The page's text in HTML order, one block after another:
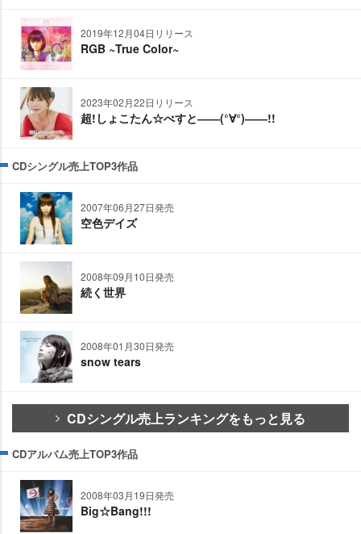
2019年12月04日リリース
RGB ~True Color~
2023年02月22日リリース
超!しょこたん☆べすと――(°∀°)――!!
CDシングル売上TOP3作品
2007年06月27日発売
空色デイズ
2008年09月10日発売
続く世界
2008年01月30日発売
snow tears
CDシングル売上ランキングをもっと見る
CDアルバム売上TOP3作品
2008年03月19日発売
Big☆Bang!!!